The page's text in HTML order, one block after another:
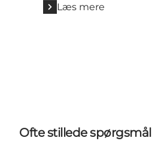
Læs mere
Ofte stillede spørgsmål